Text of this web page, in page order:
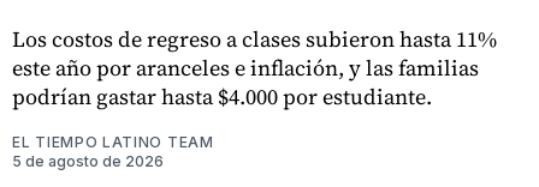
Los costos de regreso a clases subieron hasta 11%
este año por aranceles e inflación, y las familias
podrían gastar hasta $4.000 por estudiante.
EL TIEMPO LATINO TEAM
5 de agosto de 2026